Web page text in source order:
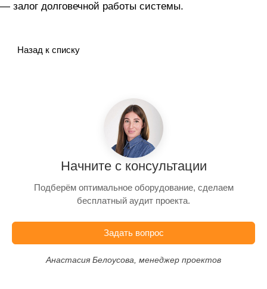
— залог долговечной работы системы.
Назад к списку
Начните с консультации
Подберём оптимальное оборудование, сделаем
бесплатный аудит проекта.
Задать вопрос
Анастасия Белоусова, менеджер проектов